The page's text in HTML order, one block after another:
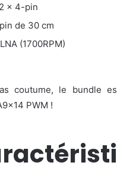
x 4-pin
de 30 cm
(1700RPM)
coutume, le bundle
PWM !